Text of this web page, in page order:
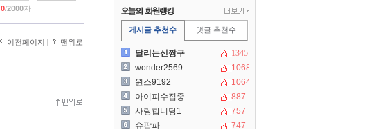
0/2000자
이전페이지 맨위로
게시글 추천수 댓글 추천수
달리는신짱구
1345
wonder2569
1068
윈스9192
1064
아이피수집중
887
사랑합니당1
757
슈팝파
747